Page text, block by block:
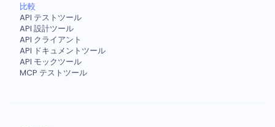
比較
API テストツール
API 設計ツール
API クライアント
API ドキュメントツール
API モックツール
MCP テストツール